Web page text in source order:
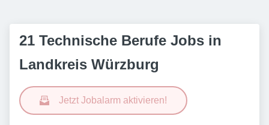
21 Technische Berufe Jobs in
Landkreis Würzburg
Jetzt Jobalarm aktivieren!